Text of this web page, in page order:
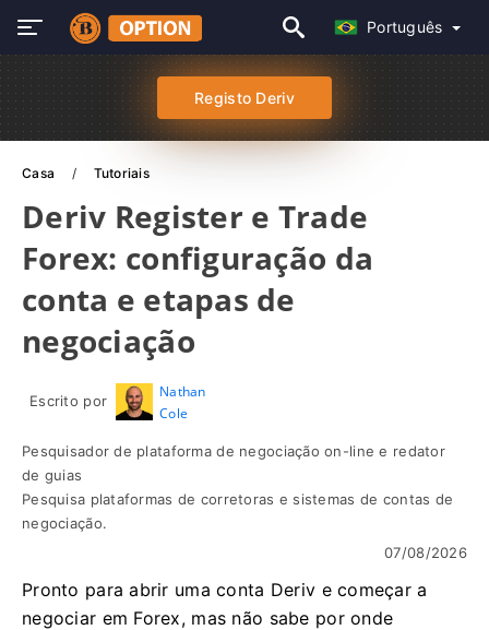
Português
Registo Deriv
Casa Tutoriais
Deriv Register e Trade
Forex: configuração da
conta e etapas de
negociação
Escrito por
Nathan
Cole
Pesquisador de plataforma de negociação on-line e redator
de guias
Pesquisa plataformas de corretoras e sistemas de contas de
negociação.
07/08/2026
Pronto para abrir uma conta Deriv e começar a
negociar em Forex, mas não sabe por onde